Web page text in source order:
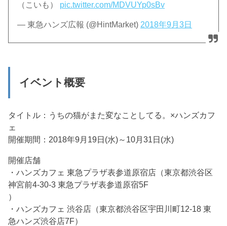
（こいも） pic.twitter.com/MDVUYp0sBv
— 東急ハンズ広報 (@HintMarket) 2018年9月3日
イベント概要
タイトル：うちの猫がまた変なことしてる。×ハンズカフ
ェ
開催期間：2018年9月19日(水)～10月31日(水)
開催店舗
・ハンズカフェ 東急プラザ表参道原宿店（東京都渋谷区
神宮前4-30-3 東急プラザ表参道原宿5F
）
・ハンズカフェ 渋谷店（東京都渋谷区宇田川町12-18 東
急ハンズ渋谷店7F）